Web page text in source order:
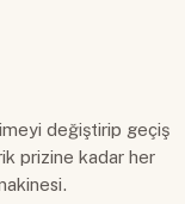
değiştirip geçiş
prizine kadar her